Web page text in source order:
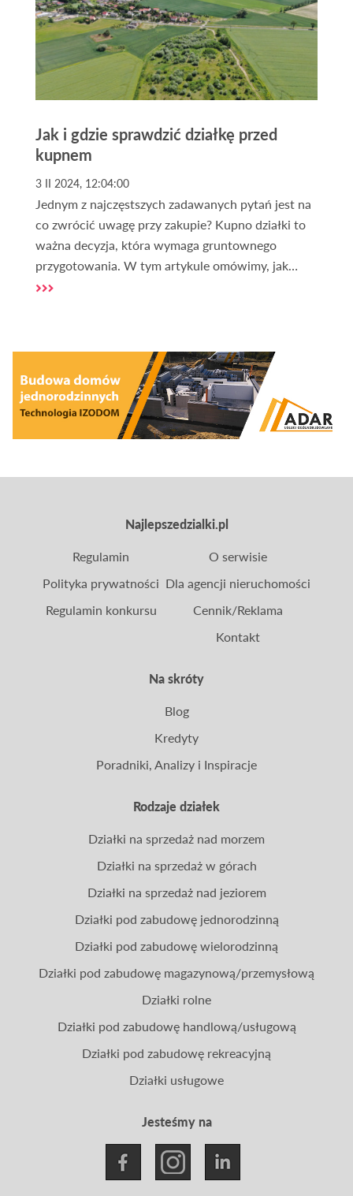
Jak i gdzie sprawdzić działkę przed
kupnem
3 II 2024, 12:04:00
Jednym z najczęstszych zadawanych pytań jest na
co zwrócić uwagę przy zakupie? Kupno działki to
ważna decyzja, która wymaga gruntownego
przygotowania. W tym artykule omówimy, jak
sprawdzić działkę i na co zwrócić uwagę podczas
Najlepszedzialki.pl
Na skróty
Rodzaje działek
Jesteśmy na
Regulamin
Polityka prywatności
Regulamin konkursu
O serwisie
Dla agencji nieruchomości
Cennik/Reklama
Kontakt
Blog
Kredyty
Poradniki, Analizy i Inspiracje
Działki na sprzedaż nad morzem
Działki na sprzedaż w górach
Działki na sprzedaż nad jeziorem
Działki pod zabudowę jednorodzinną
Działki pod zabudowę wielorodzinną
Działki pod zabudowę magazynową/przemysłową
Działki rolne
Działki pod zabudowę handlową/usługową
Działki pod zabudowę rekreacyjną
Działki usługowe